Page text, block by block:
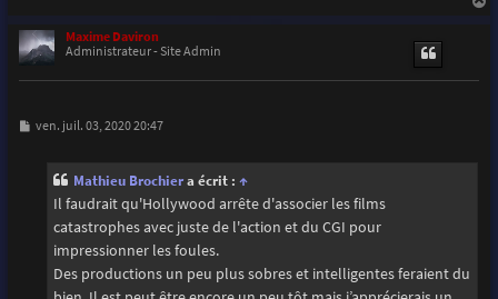
Maxime Daviron
Administrateur - Site Admin
M
ven. juil. 03, 2020 20:47
Mathieu Brochiera écrit : ↑
Il faudrait qu'Hollywood arrête d'associer les films
catastrophes avec juste de l'action et du CGI pour
impressionner les foules.
Des productions un peu plus sobres et intelligentes feraient du